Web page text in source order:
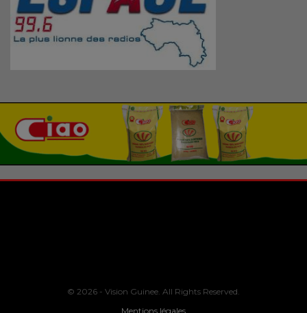
© 2026 - Vision Guinee. All Rights Reserved.
Mentions légales